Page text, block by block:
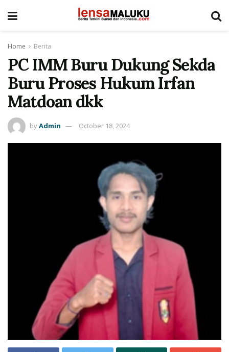
Home Berita
PC IMM Buru Dukung Sekda
Buru Proses Hukum Irfan
Matdoan dkk
byAdmin October 18, 2024